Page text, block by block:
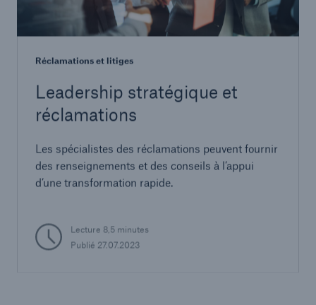
Réclamations et litiges
Leadership stratégique et
réclamations
Les spécialistes des réclamations peuvent fournir
des renseignements et des conseils à l’appui
d’une transformation rapide.
Lecture 8,5 minutes
Publié 27.07.2023